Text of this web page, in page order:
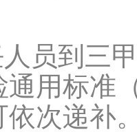
员到三
通用标准
依次递补